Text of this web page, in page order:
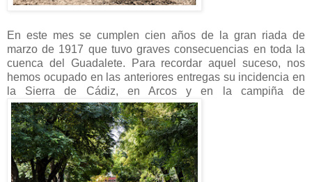
En este mes se cumplen cien años de la gran riada de
marzo de 1917 que tuvo graves consecuencias en toda la
cuenca del Guadalete. Para recordar aquel suceso, nos
hemos ocupado en las anteriores entregas su incidencia en
la Sierra de Cádiz, en Arcos y en la campiña de